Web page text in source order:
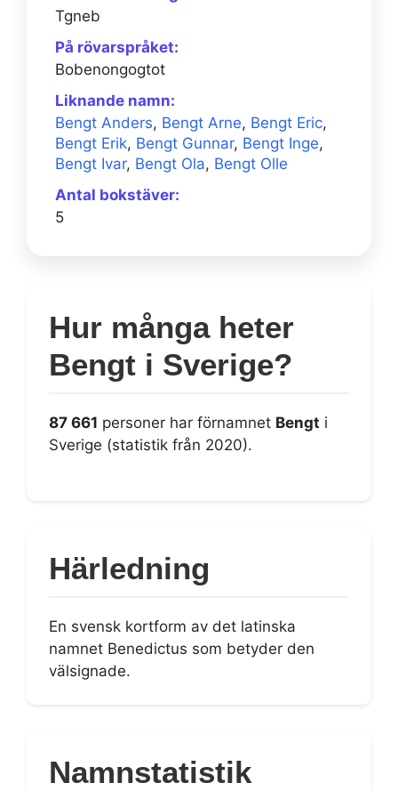
Tgneb
På rövarspråket:
Bobenongogtot
Liknande namn:
Bengt Anders, Bengt Arne, Bengt Eric,
Bengt Erik, Bengt Gunnar, Bengt Inge,
Bengt Ivar, Bengt Ola, Bengt Olle
Antal bokstäver:
5
Hur många heter
Bengt i Sverige?
87 661 personer har förnamnet Bengt i
Sverige (statistik från 2020).
Härledning
En svensk kortform av det latinska
namnet Benedictus som betyder den
välsignade.
Namnstatistik